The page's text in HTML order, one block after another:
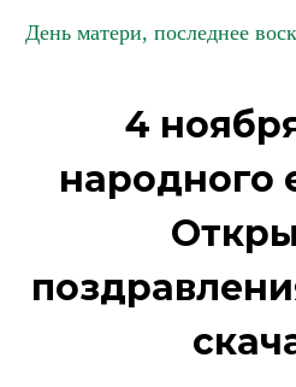
День матери, последнее
4
народного